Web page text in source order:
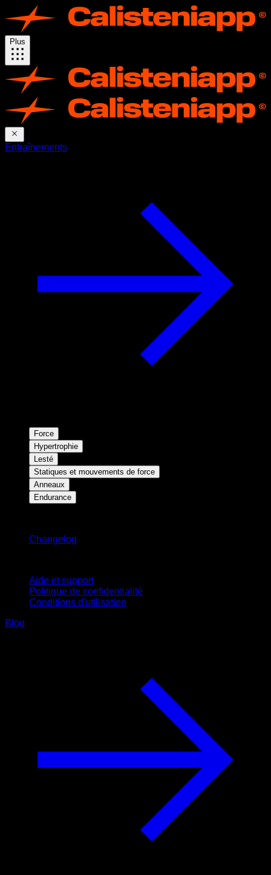
Plus
Entraînements
Force
Hypertrophie
Lesté
Statiques et mouvements de force
Anneaux
Endurance
Changelog
Aide et support
Politique de confidentialité
Conditions d'utilisation
Blog